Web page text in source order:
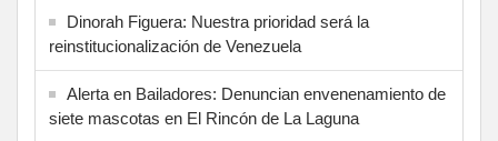
Dinorah Figuera: Nuestra prioridad será la
reinstitucionalización de Venezuela
Alerta en Bailadores: Denuncian envenenamiento de
siete mascotas en El Rincón de La Laguna